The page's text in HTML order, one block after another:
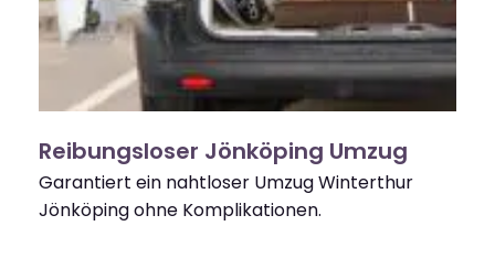
Reibungsloser Jönköping Umzug
Garantiert ein nahtloser Umzug Winterthur
Jönköping ohne Komplikationen.